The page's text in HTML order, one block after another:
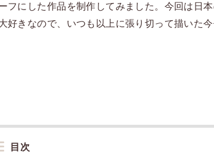
フにした作品を制作してみました。今回は日
好きなので、いつも以上に張り切って描いた
目次